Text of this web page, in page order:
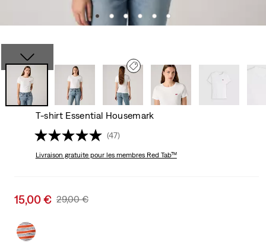
T-shirt Essential Housemark
(47)
Livraison gratuitepour les membres Red Tab™
Sale
is
15,00 € Original
29,00 €